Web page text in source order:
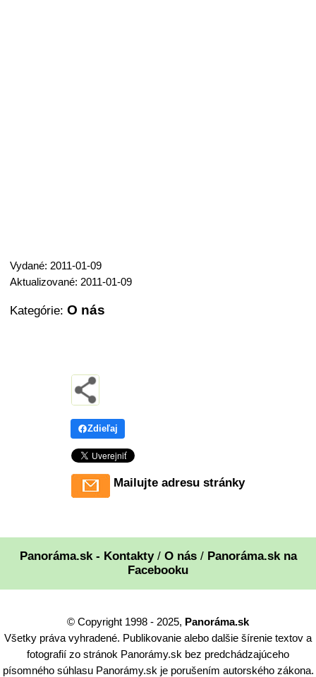
Vydané: 2011-01-09
Aktualizované: 2011-01-09
Kategórie: O nás
Zdieľaj
Mailujte adresu stránky
Panoráma.sk - Kontakty/ O nás/ Panoráma.sk na
Facebooku
© Copyright 1998 - 2025, Panoráma.sk
Všetky práva vyhradené. Publikovanie alebo dalšie šírenie textov a
fotografií zo stránok Panorámy.sk bez predchádzajúceho
písomného súhlasu Panorámy.sk je porušením autorského zákona.